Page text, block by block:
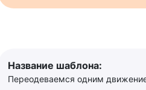
Название шаблона:
Переодеваемся одним